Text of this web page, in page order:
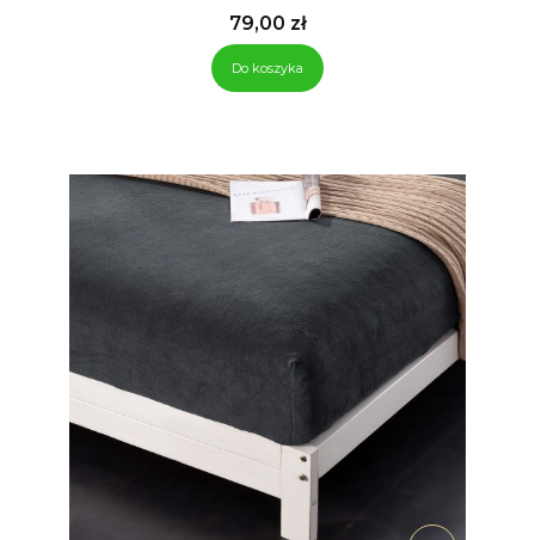
Cena
79,00 zł
Do koszyka